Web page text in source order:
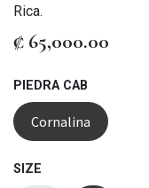
Rica.
₡ 65,000.00
PIEDRA CAB
Cornalina
SIZE